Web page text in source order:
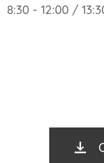
8:30 - 12:00 /